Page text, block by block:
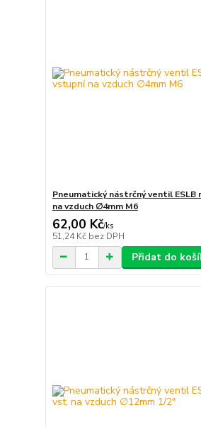
Pneumatický nástrčný ventil ESLB
na vzduch ∅4mm M6
62,00 Kč/ks
51,24 Kč bez DPH
Přidat do